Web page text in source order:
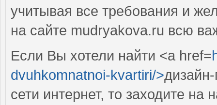
учитывая все требования и
на сайте mudryakova.ru всю
Если Вы хотели найти <a href=
dvuhkomnatnoi-kvartiri/>
сети интернет, то заходите